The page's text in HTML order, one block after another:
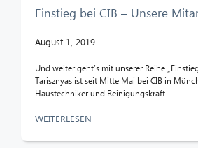
Einstieg bei CIB – Unsere
August 1, 2019
Und weiter geht’s mit unserer Reihe
Tarisznyas ist seit Mitte Mai bei CIB in
Haustechniker und Reinigungskraft
WEITERLESEN